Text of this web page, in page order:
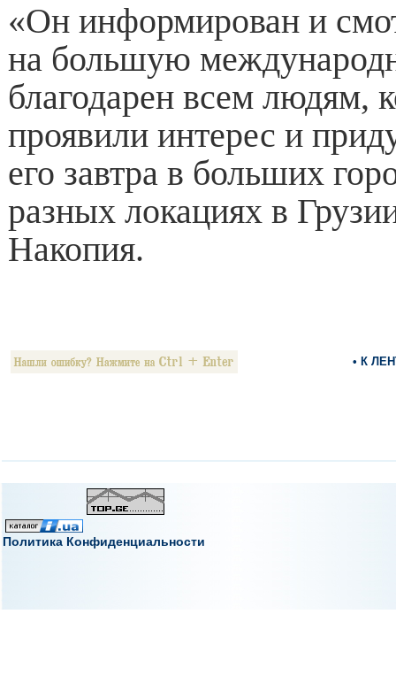
«Он информирован и
на большую
благодарен всем людям,
проявили интерес и
его завтра в больших
разных локациях в
Накопия.
• К
Политика Конфиденциальности